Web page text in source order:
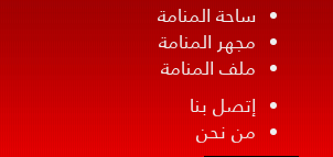
ساحة المنامة
مجهر المنامة
ملف المنامة
إتصل بنا
من نحن